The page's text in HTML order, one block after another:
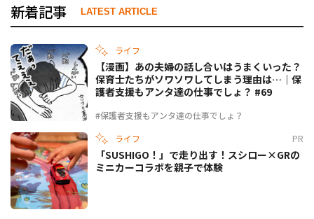
新着記事 LATEST ARTICLE
ライフ
#保護者支援もアンタ達の仕事でしょ？
【漫画】あの夫婦の話し合いはうまくいった？
保育士たちがソワソワしてしまう理由は…｜保
護者支援もアンタ達の仕事でしょ？ #69
ライフ PR
「SUSHIGO！」で走り出す！スシロー×GRの
ミニカーコラボを親子で体験